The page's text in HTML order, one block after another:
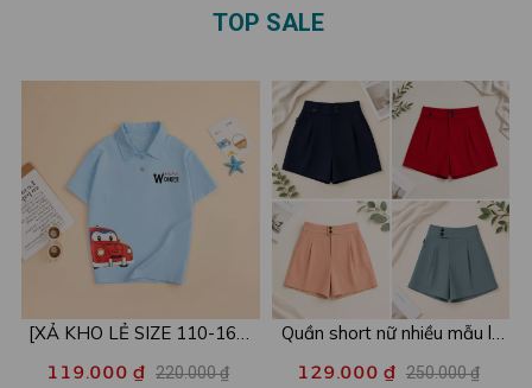
[XẢ KHO LẺ SIZE 110-160]
119.000 ₫ 220.000 ₫
Quần short nữ nhiều mẫu lẻ
129.000 ₫ 250.000 ₫
TOP SALE